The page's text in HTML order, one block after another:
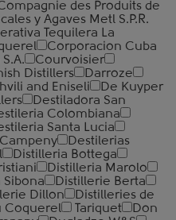
des Produits de
y Agaves Metl S.P.R.
Tequilera La
Corporacion Cuba
Courvoisier
Distillers
Darroze
and Eniseli
De Kuyper
Destiladora San
Colombiana
Santa Lucia
Destilerias
Distilleria Bottega
Distilleria Marolo
Sibona
Distillerie Berta
Dillon
Distilleries de
Coquerel Tariquet
Don